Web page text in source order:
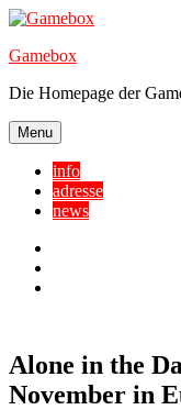
Skip
content
Gamebox
Die Homepage der
Menu
info
adresse
news
Alone in the
November in